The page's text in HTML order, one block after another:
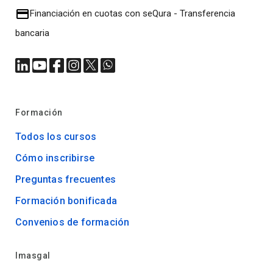
Financiación en cuotas con seQura - Transferencia
bancaria
Formación
Todos los cursos
Cómo inscribirse
Preguntas frecuentes
Formación bonificada
Convenios de formación
Imasgal